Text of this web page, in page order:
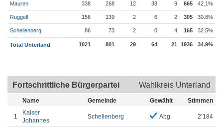
Mauren 338 268 12 38 9 665 42.1%
Ruggell 156 139 2 6 2 305 30.8%
Schellenberg 86 73 2 0 4 165 32.5%
Total Unterland 1021 801 29 64 21 1936 34.9%
Fortschrittliche Bürgerpartei Wahlkreis Unterland
Name Gemeinde Gewählt Stimmen
1
Kaiser
Johannes
Schellenberg Abg. 2’184